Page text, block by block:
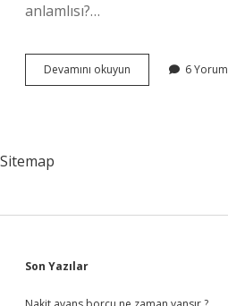
anlamlısı?…
Devamını okuyun
Kelimesinin
6 Yorum
Sitemap
Sidebar
Son Yazılar